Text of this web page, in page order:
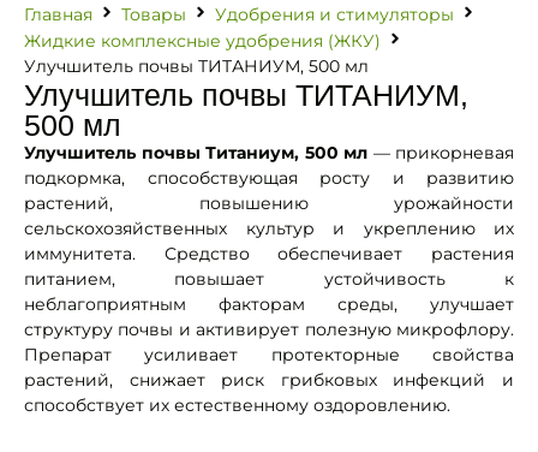
Главная Товары
Удобрения и стимуляторы
Жидкие комплексные удобрения (ЖКУ)
Улучшитель почвы ТИТАНИУМ, 500 мл
Улучшитель почвы ТИТАНИУМ,
500 мл
Улучшитель почвы Титаниум, 500 мл — прикорневая
подкормка, способствующая росту и развитию
растений, повышению урожайности
сельскохозяйственных культур и укреплению их
иммунитета. Средство обеспечивает растения
питанием, повышает устойчивость к
неблагоприятным факторам среды, улучшает
структуру почвы и активирует полезную микрофлору.
Препарат усиливает протекторные свойства
растений, снижает риск грибковых инфекций и
способствует их естественному оздоровлению.